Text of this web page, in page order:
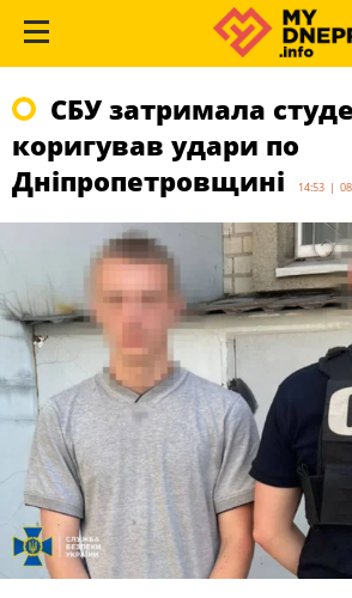
СБУ затримала
коригував удари по
Дніпропетровщині
14:53 |